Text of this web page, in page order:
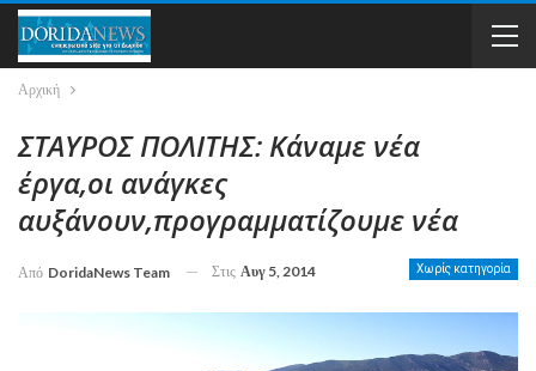
Αρχική
ΣΤΑΥΡΟΣ ΠΟΛΙΤΗΣ: Κάναμε νέα
έργα,οι ανάγκες
αυξάνουν,προγραμματίζουμε νέα
Χωρίς κατηγορία
Από DoridaNews Team Στις Αυγ 5, 2014